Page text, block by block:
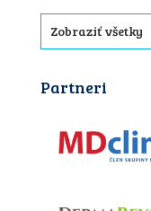
Zobraziť všetky
Partneri